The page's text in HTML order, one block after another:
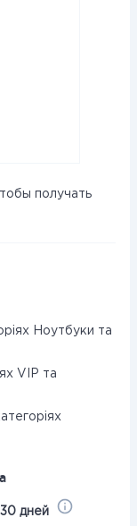
получать
Ноутбуки та
VIP та
30 дней